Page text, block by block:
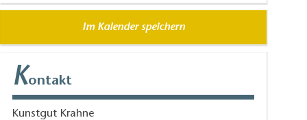
Im Kalender speichern
Kontakt
Kunstgut Krahne